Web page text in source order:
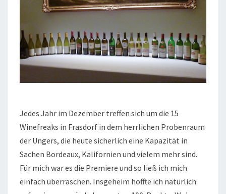
Jedes Jahr im Dezember treffen sich um die 15
Winefreaks in Frasdorf in dem herrlichen Probenraum
der Ungers, die heute sicherlich eine Kapazität in
Sachen Bordeaux, Kalifornien und vielem mehr sind.
Für mich war es die Premiere und so ließ ich mich
einfach überraschen. Insgeheim hoffte ich natürlich